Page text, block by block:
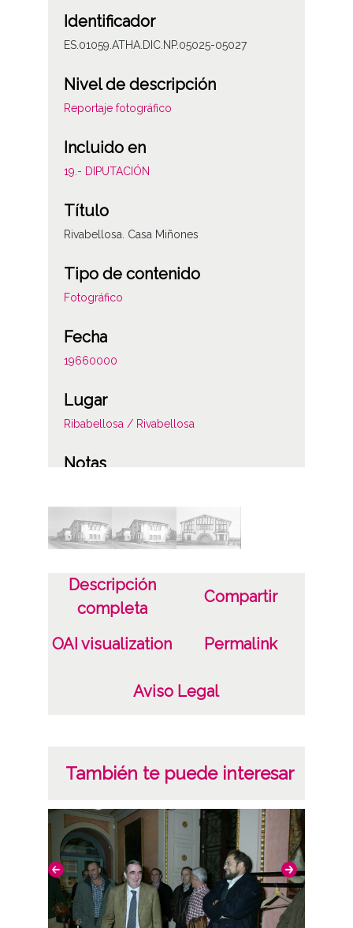
Identificador
ES.01059.ATHA.DIC.NP.05025-05027
Nivel de descripción
Reportaje fotográfico
Incluido en
19.- DIPUTACIÓN
Título
Rivabellosa. Casa Miñones
Tipo de contenido
Fotográfico
Fecha
19660000
Lugar
Ribabellosa / Rivabellosa
Notas
34-36
Licencia de las imágenes
Descripción
completa
Compartir
OAI visualization Permalink
Aviso Legal
También te puede interesar